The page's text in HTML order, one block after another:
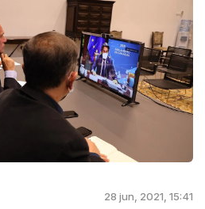
28 jun, 2021, 15:41